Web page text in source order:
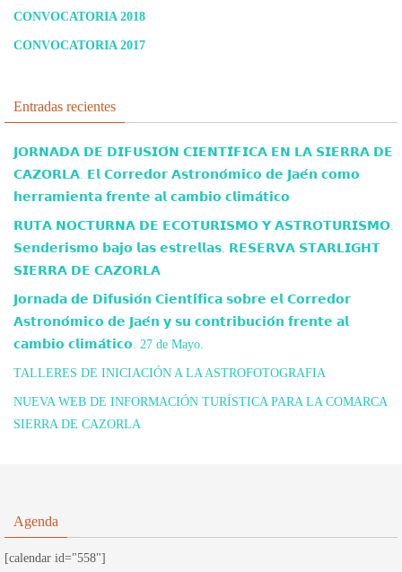
CONVOCATORIA 2018
CONVOCATORIA 2017
Entradas recientes
𝗝𝗢𝗥𝗡𝗔𝗗𝗔 𝗗𝗘 𝗗𝗜𝗙𝗨𝗦𝗜𝗢́𝗡 𝗖𝗜𝗘𝗡𝗧𝗜́𝗙𝗜𝗖𝗔 𝗘𝗡 𝗟𝗔 𝗦𝗜𝗘𝗥𝗥𝗔 𝗗𝗘
𝗖𝗔𝗭𝗢𝗥𝗟𝗔. 𝗘𝗹 𝗖𝗼𝗿𝗿𝗲𝗱𝗼𝗿 𝗔𝘀𝘁𝗿𝗼𝗻𝗼́𝗺𝗶𝗰𝗼 𝗱𝗲 𝗝𝗮𝗲́𝗻 𝗰𝗼𝗺𝗼
𝗵𝗲𝗿𝗿𝗮𝗺𝗶𝗲𝗻𝘁𝗮 𝗳𝗿𝗲𝗻𝘁𝗲 𝗮𝗹 𝗰𝗮𝗺𝗯𝗶𝗼 𝗰𝗹𝗶𝗺𝗮́𝘁𝗶𝗰𝗼
𝗥𝗨𝗧𝗔 𝗡𝗢𝗖𝗧𝗨𝗥𝗡𝗔 𝗗𝗘 𝗘𝗖𝗢𝗧𝗨𝗥𝗜𝗦𝗠𝗢 𝗬 𝗔𝗦𝗧𝗥𝗢𝗧𝗨𝗥𝗜𝗦𝗠𝗢.
𝗦𝗲𝗻𝗱𝗲𝗿𝗶𝘀𝗺𝗼 𝗯𝗮𝗷𝗼 𝗹𝗮𝘀 𝗲𝘀𝘁𝗿𝗲𝗹𝗹𝗮𝘀. 𝗥𝗘𝗦𝗘𝗥𝗩𝗔 𝗦𝗧𝗔𝗥𝗟𝗜𝗚𝗛𝗧
𝗦𝗜𝗘𝗥𝗥𝗔 𝗗𝗘 𝗖𝗔𝗭𝗢𝗥𝗟𝗔
𝗝𝗼𝗿𝗻𝗮𝗱𝗮 𝗱𝗲 𝗗𝗶𝗳𝘂𝘀𝗶𝗼́𝗻 𝗖𝗶𝗲𝗻𝘁𝗶́𝗳𝗶𝗰𝗮 𝘀𝗼𝗯𝗿𝗲 𝗲𝗹 𝗖𝗼𝗿𝗿𝗲𝗱𝗼𝗿
𝗔𝘀𝘁𝗿𝗼𝗻𝗼́𝗺𝗶𝗰𝗼 𝗱𝗲 𝗝𝗮𝗲́𝗻 𝘆 𝘀𝘂 𝗰𝗼𝗻𝘁𝗿𝗶𝗯𝘂𝗰𝗶𝗼́𝗻 𝗳𝗿𝗲𝗻𝘁𝗲 𝗮𝗹
𝗰𝗮𝗺𝗯𝗶𝗼 𝗰𝗹𝗶𝗺𝗮́𝘁𝗶𝗰𝗼. 27 de Mayo.
TALLERES DE INICIACIÓN A LA ASTROFOTOGRAFIA
NUEVA WEB DE INFORMACIÓN TURÍSTICA PARA LA COMARCA
SIERRA DE CAZORLA
Agenda
[calendar id="558"]